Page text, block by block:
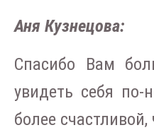
Аня Кузнецова:
Спасибо Вам
увидеть себя
более